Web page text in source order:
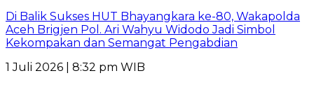
Di Balik Sukses HUT Bhayangkara ke-80, Wakapolda
Aceh Brigjen Pol. Ari Wahyu Widodo Jadi Simbol
Kekompakan dan Semangat Pengabdian
1 Juli 2026 | 8:32 pm WIB